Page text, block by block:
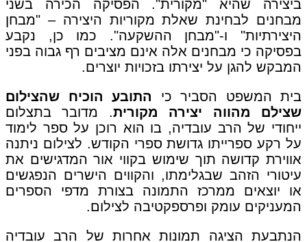
ביצירה שהיא "מקורית". הפסיקה הכירה בשני
מבחנים לבחינת שאלת מקוריות היצירה – "מבחן
היצירתיות" ו-"מבחן ההשקעה". כמו כן, נקבע
בפסיקה כי מבחנים אלה אינם מציבים רף גבוה בפני
המבקש להגן על יצירתו בזכויות יוצרים.
בית המשפט הסביר כי התובע הוכיח שהצילום
שצילם מהווה יצירה מקורית. מדובר בתצלום
ייחודי של הרב עובדיה, בו הוא רוכן על ספר לימוד
על רקע ספרייתו גדושת ספרי הקודש. לצילום ניתנה
אווירת קדושה תוך שימוש בקווי אור המדגישים את
עיטורי הזהב שבגלימתו, והקווים הישרים הנפגשים
או יוצאים ממרכז התמונה בצורת מדפי הספרים
המעניקים עומק ופרספקטיבה לצילום.
הנתבעת הציגה תמונות אחרות של הרב עובדיה